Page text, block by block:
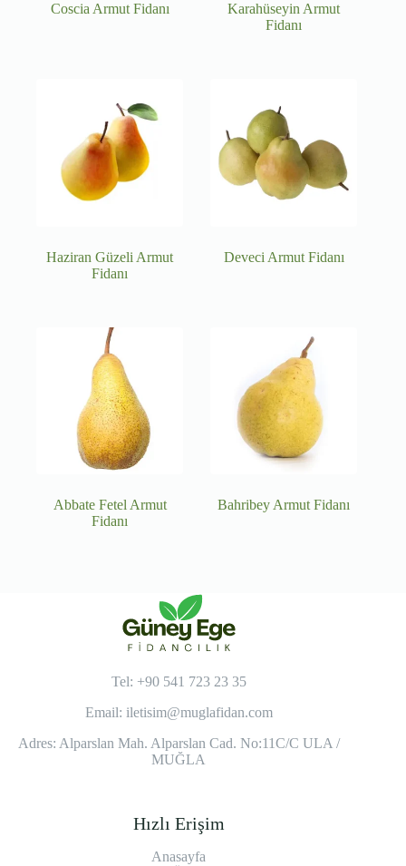
Coscia Armut Fidanı
Karahüseyin Armut
Fidanı
Haziran Güzeli Armut
Fidanı
Deveci Armut Fidanı
Abbate Fetel Armut
Fidanı
Bahribey Armut Fidanı
Tel: +90 541 723 23 35
Email: iletisim@muglafidan.com
Adres: Alparslan Mah. Alparslan Cad. No:11C/C ULA /
MUĞLA
Hızlı Erişim
Anasayfa